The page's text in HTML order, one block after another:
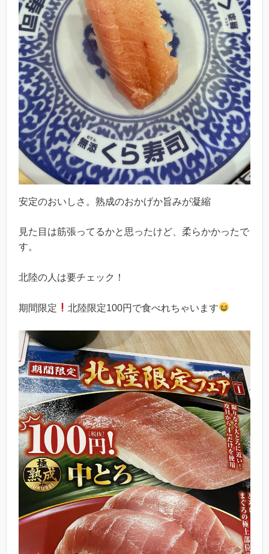
安定のおいしさ。熟成のおかげか旨みが凝縮
見た目は筋張ってるかと思ったけど、柔らかかったで
す。
北陸の人は要チェック！
期間限定 北陸限定100円で食べれちゃいます